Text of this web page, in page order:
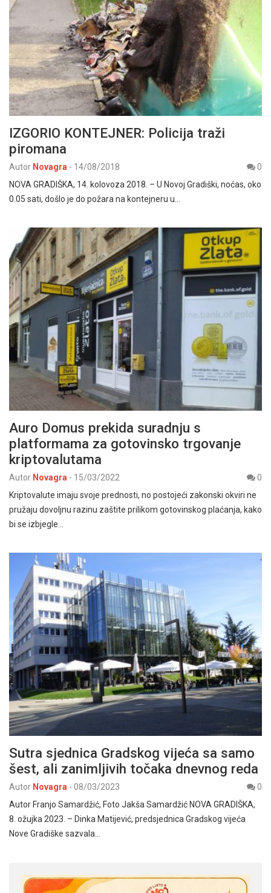
IZGORIO KONTEJNER: Policija traži
piromana
Autor Novagra - 14/08/2018
0
NOVA GRADIŠKA, 14. kolovoza 2018. – U Novoj Gradiški, noćas, oko
0.05 sati, došlo je do požara na kontejneru u…
Auro Domus prekida suradnju s
platformama za gotovinsko trgovanje
kriptovalutama
Autor Novagra - 15/03/2022
0
Kriptovalute imaju svoje prednosti, no postojeći zakonski okviri ne
pružaju dovoljnu razinu zaštite prilikom gotovinskog plaćanja, kako
bi se izbjegle…
Sutra sjednica Gradskog vijeća sa samo
šest, ali zanimljivih točaka dnevnog reda
Autor Novagra - 08/03/2023
0
Autor Franjo Samardžić, Foto Jakša Samardžić NOVA GRADIŠKA,
8. ožujka 2023. – Dinka Matijević, predsjednica Gradskog vijeća
Nove Gradiške sazvala…